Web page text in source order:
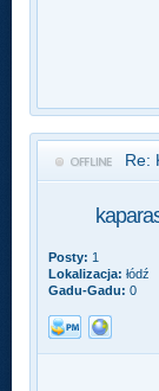
Re:
Posty: 1
Lokalizacja: łódź
Gadu-Gadu: 0